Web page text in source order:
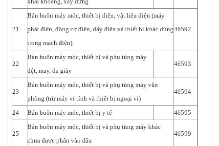
21
Bán buôn máy móc, thiết bị điện, vật liệu điện (máy
phát điện, động cơ điện, dây điện và thiết bị khác dùng
trong mạch điện)
46592
22
Bán buôn máy móc, thiết bị và phụ tùng máy
dệt, may, da giày
46593
23
Bán buôn máy móc, thiết bị và phụ tùng máy văn
phòng (trừ máy vi tính và thiết bị ngoại vi)
46594
24 Bán buôn máy móc, thiết bị y tế 46595
25
Bán buôn máy móc, thiết bị và phụ tùng máy khác
chưa được phân vào đâu
46599